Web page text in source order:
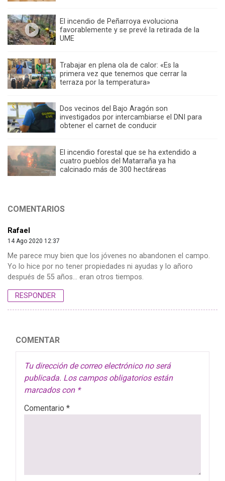
El incendio de Peñarroya evoluciona
favorablemente y se prevé la retirada de la
UME
Trabajar en plena ola de calor: «Es la
primera vez que tenemos que cerrar la
terraza por la temperatura»
Dos vecinos del Bajo Aragón son
investigados por intercambiarse el DNI para
obtener el carnet de conducir
El incendio forestal que se ha extendido a
cuatro pueblos del Matarraña ya ha
calcinado más de 300 hectáreas
COMENTARIOS
Rafael
14 Ago 2020 12:37
Me parece muy bien que los jóvenes no abandonen el campo.
Yo lo hice por no tener propiedades ni ayudas y lo añoro
después de 55 años… eran otros tiempos.
RESPONDER
COMENTAR
Tu dirección de correo electrónico no será
publicada. Los campos obligatorios están
marcados con *
Comentario *